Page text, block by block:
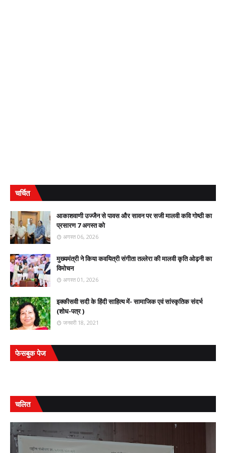
चर्चित
आकाशवाणी उज्जैन से पावस और सावन पर सजी मालवी कवि गोष्ठी का
प्रसारण 7 अगस्त को
अगस्त 06, 2026
मुख्यमंत्री ने किया कवयित्री संगीता तल्लेरा की मालवी कृति ओढ़नी का
विमोचन
अगस्त 01, 2026
इक्कीसवी सदी के हिंदी साहित्य में- सामाजिक एवं सांस्कृतिक संदर्भ
(शोध-पत्र )
जनवरी 18, 2021
फेसबुक पेज
चलित